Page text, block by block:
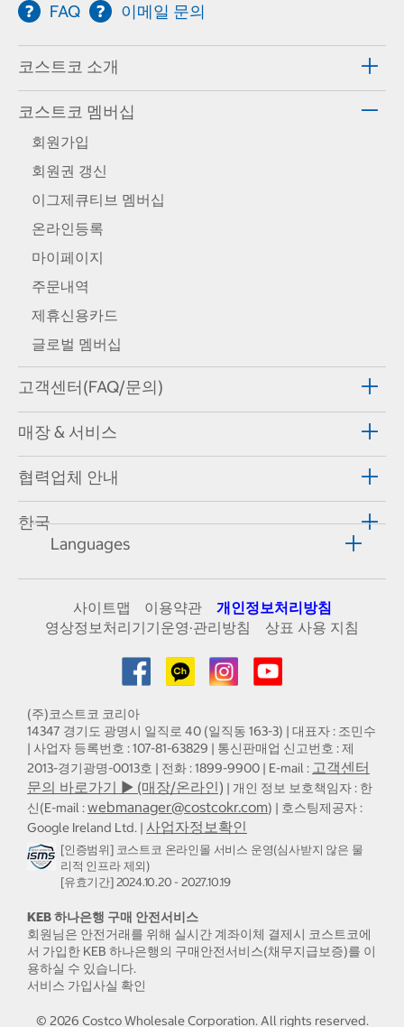
FAQ 이메일 문의
코스트코 소개
코스트코 멤버십
회원가입
회원권 갱신
이그제큐티브 멤버십
온라인등록
마이페이지
주문내역
제휴신용카드
글로벌 멤버십
고객센터(FAQ/문의)
매장 & 서비스
협력업체 안내
한국
Languages
사이트맵 이용약관
개인정보처리방침
영상정보처리기기운영·관리방침
상표 사용 지침
(주)코스트코 코리아
14347 경기도 광명시 일직로 40 (일직동 163-3) | 대표자 : 조민수
| 사업자 등록번호 : 107-81-63829 | 통신판매업 신고번호 : 제
2013-경기광명-0013호 | 전화 : 1899-9900 | E-mail : 고객센터
문의 바로가기 ▶ (매장/온라인) | 개인 정보 보호책임자 : 한
신(E-mail :webmanager@costcokr.com) | 호스팅제공자 :
Google Ireland Ltd. | 사업자정보확인
[인증범위] 코스트코 온라인몰 서비스 운영(심사받지 않은 물
리적 인프라 제외)
[유효기간] 2024.10.20 - 2027.10.19
KEB 하나은행 구매 안전서비스
회원님은 안전거래를 위해 실시간 계좌이체 결제시 코스트코에
서 가입한 KEB 하나은행의 구매안전서비스(채무지급보증)를 이
용하실 수 있습니다.
서비스 가입사실 확인
© 2026 Costco Wholesale Corporation.All rights reserved.